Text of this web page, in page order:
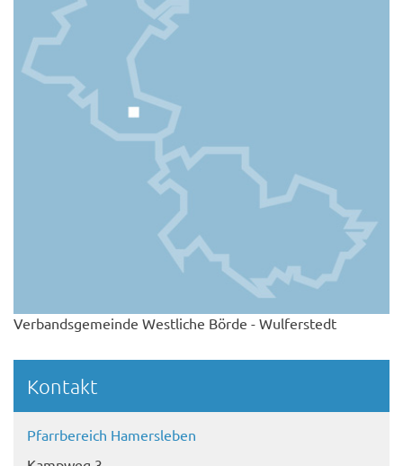
Verbandsgemeinde Westliche Börde - Wulferstedt
Kontakt
Pfarrbereich Hamersleben